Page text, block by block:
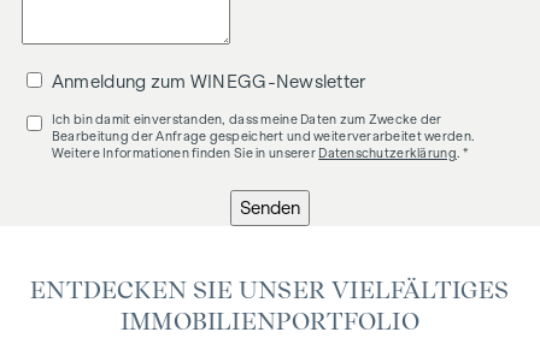
Anmeldung zum WINEGG-Newsletter
Ich bin damit einverstanden, dass meine Daten zum Zwecke der
Bearbeitung der Anfrage gespeichert und weiterverarbeitet werden.
Weitere Informationen finden Sie in unserer Datenschutzerklärung . *
Senden
ENTDECKEN SIE UNSER VIELFÄLTIGES
IMMOBILIENPORTFOLIO